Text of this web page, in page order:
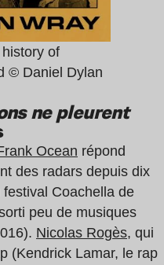
of
© Daniel Dylan
ne pleurent
Ocean répond
des radars depuis dix
Coachella de
peu de musiques
Nicolas Rogès, qui
(Kendrick Lamar, le rap